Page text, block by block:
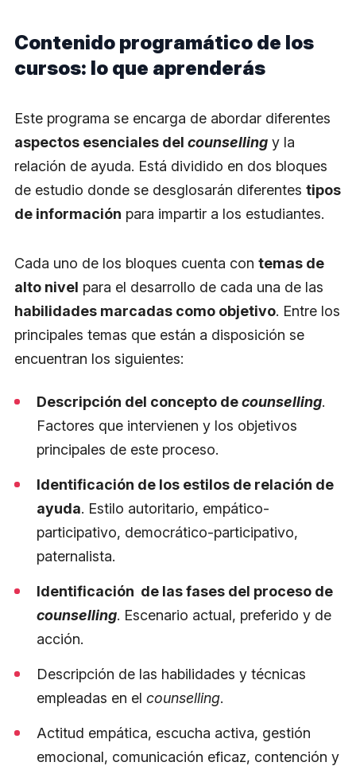
Contenido programático de los
cursos: lo que aprenderás
Este programa se encarga de abordar diferentes
aspectos esenciales del counselling y la
relación de ayuda. Está dividido en dos bloques
de estudio donde se desglosarán diferentes tipos
de información para impartir a los estudiantes.
Cada uno de los bloques cuenta con temas de
alto nivel para el desarrollo de cada una de las
habilidades marcadas como objetivo. Entre los
principales temas que están a disposición se
encuentran los siguientes:
Descripción del concepto decounselling.
Factores que intervienen y los objetivos
principales de este proceso.
Identificación de los estilos de relación de
ayuda. Estilo autoritario, empático-
participativo, democrático-participativo,
paternalista.
Identificación de las fases del proceso de
counselling. Escenario actual, preferido y de
acción.
Descripción de las habilidades y técnicas
empleadas en el counselling.
Actitud empática, escucha activa, gestión
emocional, comunicación eficaz, contención y